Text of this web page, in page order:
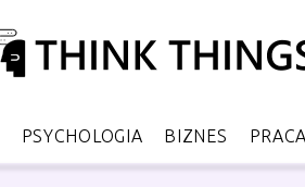
PSYCHOLOGIA BIZNES PRACA